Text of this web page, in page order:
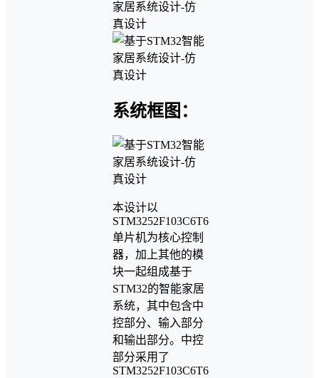
系统框图：
本设计以
STM3252F103C6T6
单片机为核心控制
器，加上其他的模
块一起组成基于
STM32的智能家居
系统，其中包含中
控部分、输入部分
和输出部分。中控
部分采用了
STM3252F103C6T6